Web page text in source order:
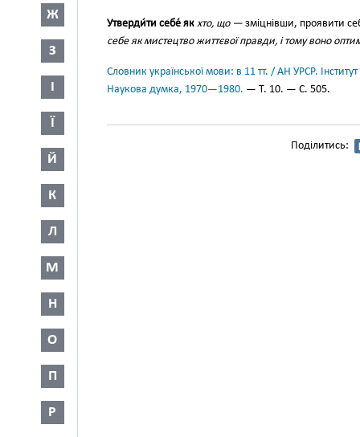
Ж
З
І
Ї
Й
К
Л
М
Н
О
П
Р
Утверди́ти себе́ як хто, що — зміцнівши, проявити
себе як мистецтво життєвої правди, і тому воно
Словник української мови: в 11 тт. / АН УРСР.
Наукова думка, 1970—1980. — Т. 10. — С. 505.
Поділитись: